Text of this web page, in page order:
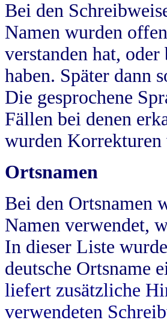
Bei den
Namen wurden
verstanden hat,
haben. Später dann
Die gesprochene
Fällen bei denen
wurden Korrekturen
Ortsnamen
Bei den Ortsnamen
Namen verwendet,
In dieser Liste
deutsche Ortsname
liefert zusätzliche
verwendeten